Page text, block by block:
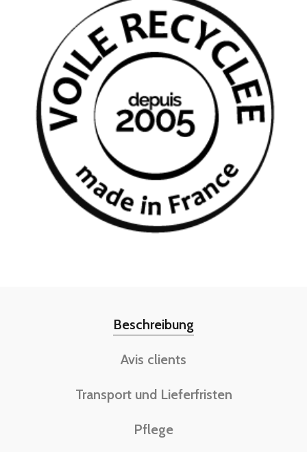
Beschreibung
Avis clients
Transport und Lieferfristen
Pflege